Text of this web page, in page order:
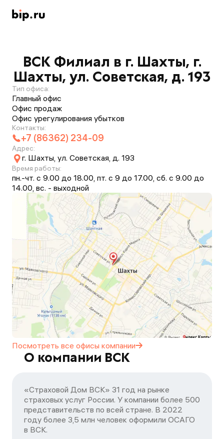
ВСК Филиал в г. Шахты, г.
Шахты, ул. Советская, д. 193
Тип офиса:
Главный офис
Офис продаж
Офис урегулирования убытков
Контакты:
+7 (86362) 234-09
Адрес:
г. Шахты, ул. Советская, д. 193
Время работы:
пн.-чт. с 9.00 до 18.00, пт. с 9 до 17.00, сб. с 9.00 до
14.00, вс. - выходной
Посмотреть все офисы компании
О компании ВСК
«Страховой Дом ВСК» 31 год на рынке
страховых услуг России. У компании более 500
представительств по всей стране. В 2022
году более 3,5 млн человек оформили ОСАГО
в ВСК.